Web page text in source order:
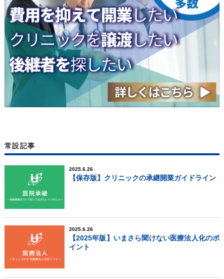
常設記事
2025.6.26
【保存版】クリニックの承継開業ガイドライン
2025.6.26
【2025年版】いまさら聞けない医療法人化のポ
イント